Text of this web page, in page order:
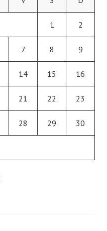
1 2
7 8 9
14 15 16
21 22 23
28 29 30